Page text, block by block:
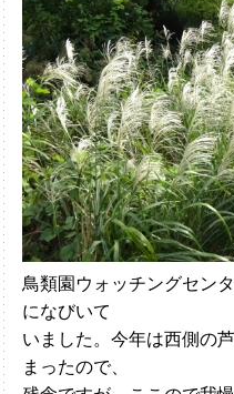
鳥類園ウォッチングセン
になびいて
いました。今年は西側の
まったので、